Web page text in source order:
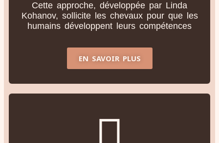
Cette approche, développée par Linda
Kohanov, sollicite les chevaux pour que les
humains développent leurs compétences
EN SAVOIR PLUS